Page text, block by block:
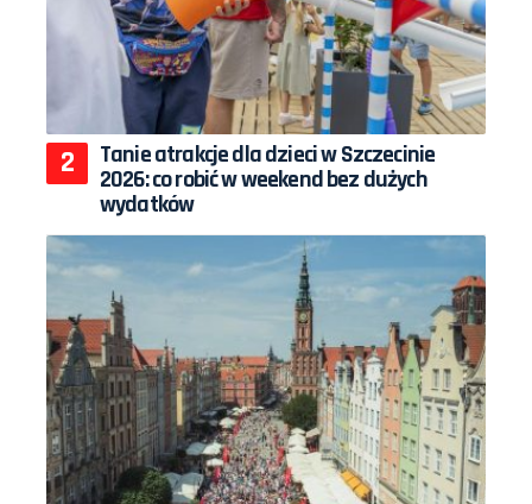
Tanie atrakcje dla dzieci w Szczecinie
2026: co robić w weekend bez dużych
wydatków